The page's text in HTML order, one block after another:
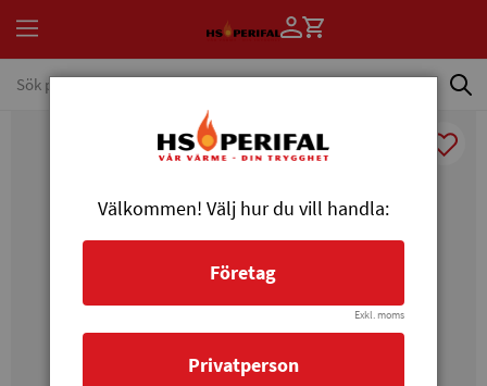
Välkommen! Välj hur du vill handla:
Företag
Exkl. moms
Privatperson